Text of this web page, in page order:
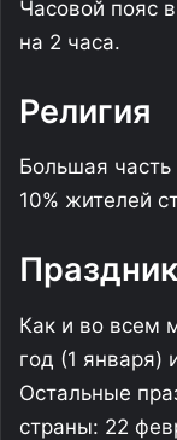
Часовой пояс
на 2 часа.
Религия
Большая часть
10% жителей
Как и во всем
год (1 января)
Остальные
страны: 22